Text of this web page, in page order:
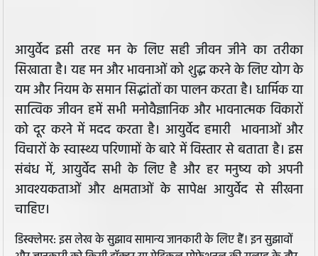
आयुर्वेद इसी तरह मन के लिए सही जीवन जीने का तरीका
सिखाता है। यह मन और भावनाओं को शुद्ध करने के लिए योग के
यम और नियम के समान सिद्धांतों का पालन करता है। धार्मिक या
सात्विक जीवन हमें सभी मनोवैज्ञानिक और भावनात्मक विकारों
को दूर करने में मदद करता है। आयुर्वेद हमारी भावनाओं और
विचारों के स्वास्थ्य परिणामों के बारे में विस्तार से बताता है। इस
संबंध में, आयुर्वेद सभी के लिए है और हर मनुष्य को अपनी
आवश्यकताओं और क्षमताओं के सापेक्ष आयुर्वेद से सीखना
चाहिए।
डिस्क्लेमर: इस लेख के सुझाव सामान्य जानकारी के लिए हैं। इन सुझावों